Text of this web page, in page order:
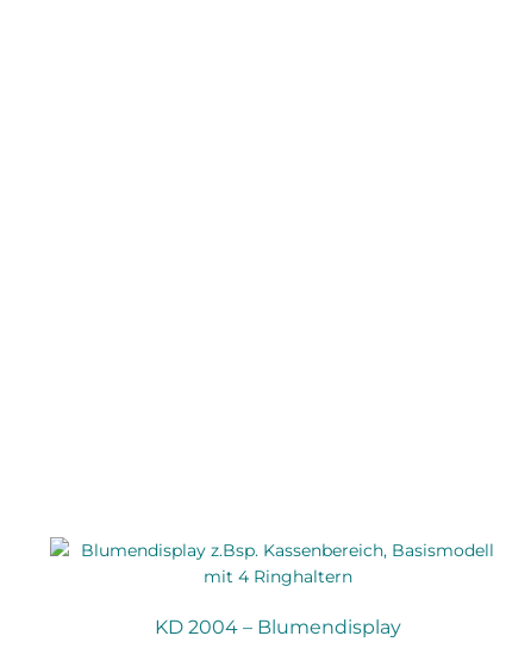
KD 2004 – Blumendisplay